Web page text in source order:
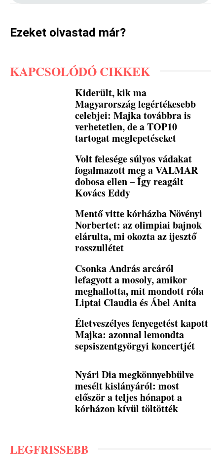
Ezeket olvastad már?
KAPCSOLÓDÓ CIKKEK
Kiderült, kik ma
Magyarország legértékesebb
celebjei: Majka továbbra is
verhetetlen, de a TOP10
tartogat meglepetéseket
Volt felesége súlyos vádakat
fogalmazott meg a VALMAR
dobosa ellen – Így reagált
Kovács Eddy
Mentő vitte kórházba Növényi
Norbertet: az olimpiai bajnok
elárulta, mi okozta az ijesztő
rosszullétet
Csonka András arcáról
lefagyott a mosoly, amikor
meghallotta, mit mondott róla
Liptai Claudia és Ábel Anita
Életveszélyes fenyegetést kapott
Majka: azonnal lemondta
sepsiszentgyörgyi koncertjét
Nyári Dia megkönnyebbülve
mesélt kislányáról: most
először a teljes hónapot a
kórházon kívül töltötték
LEGFRISSEBB